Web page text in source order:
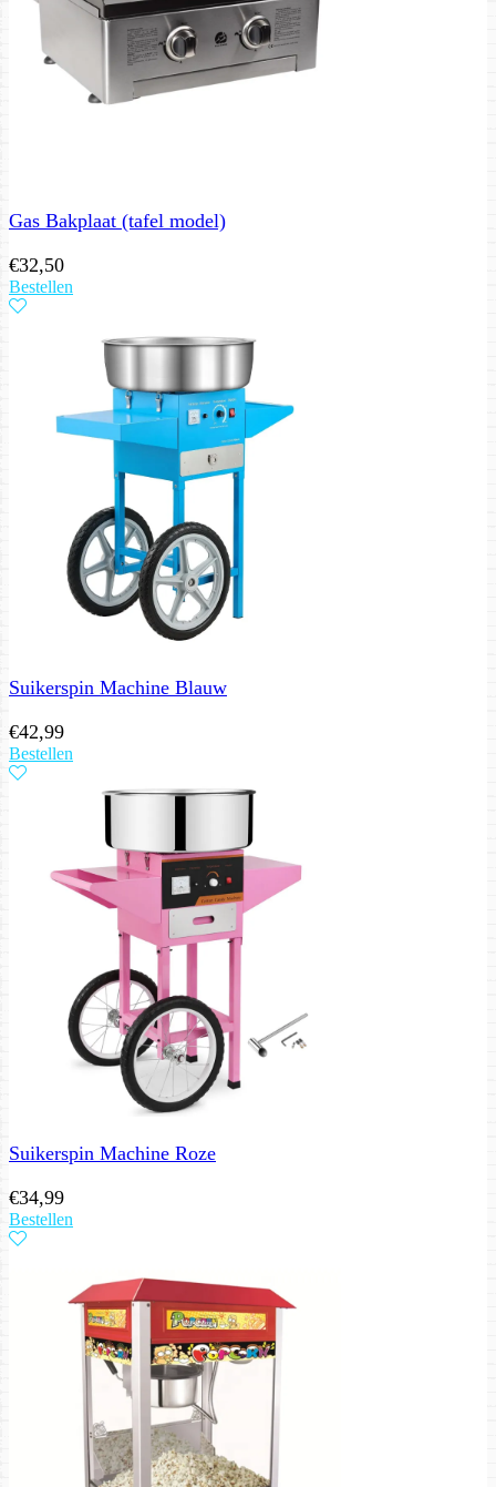
Gas Bakplaat (tafel model)
€32,50
Bestellen
Suikerspin Machine Blauw
€42,99
Bestellen
Suikerspin Machine Roze
€34,99
Bestellen